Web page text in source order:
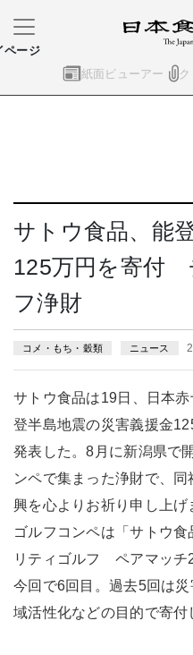
紙面ビューアー
ページ
サトウ食品、能
125万円を寄付
フ浄財
コメ・もち・穀類 ニュース
サトウ食品は19日、日本
登半島地震の災害義援金
発表した。8月に新潟県で
ンペで集まった浄財で、
興を心よりお祈り申し上げ
ゴルフコンペは「サトウ
リティゴルフ ペアマッチ
今回で6回目。過去5回は
域活性化などの目的で寄付